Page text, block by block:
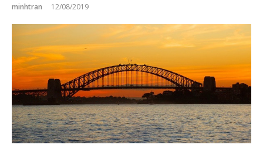
minhtran 12/08/2019